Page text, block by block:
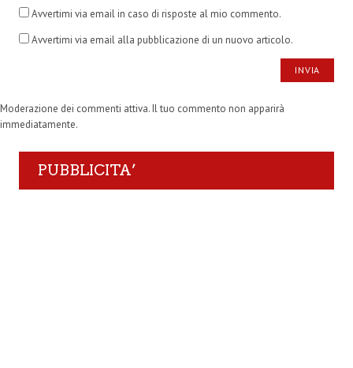
Avvertimi via email in caso di risposte al mio commento.
Avvertimi via email alla pubblicazione di un nuovo articolo.
Moderazione dei commenti attiva. Il tuo commento non apparirà
immediatamente.
PUBBLICITA’